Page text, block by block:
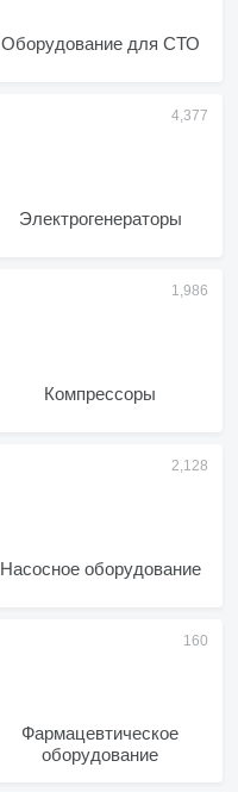
Оборудование для СТО
Электрогенераторы
Компрессоры
Насосное оборудование
Фармацевтическое
оборудование